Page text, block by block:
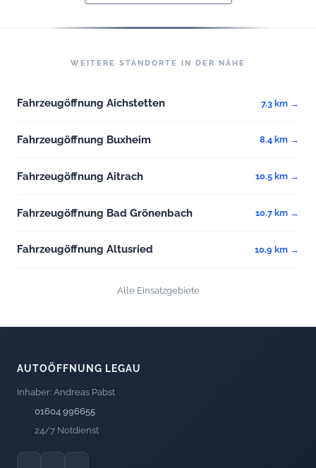
WEITERE STANDORTE IN DER NÄHE
Fahrzeugöffnung Aichstetten 7.3 km →
Fahrzeugöffnung Buxheim 8.4 km →
Fahrzeugöffnung Aitrach 10.5 km →
Fahrzeugöffnung Bad Grönenbach 10.7 km →
Fahrzeugöffnung Altusried 10.9 km →
Alle Einsatzgebiete
AUTOÖFFNUNG LEGAU
Inhaber: Andreas Pabst
01604 996655
24/7 Notdienst